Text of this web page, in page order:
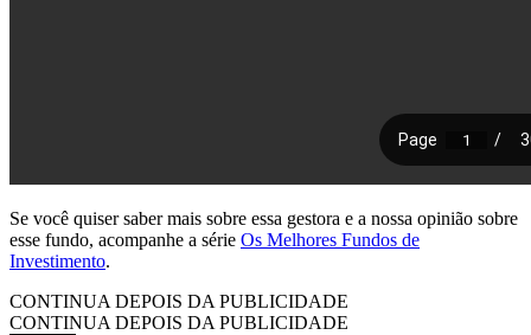
Se você quiser saber mais sobre essa gestora e a nossa opinião sobre
esse fundo, acompanhe a série Os Melhores Fundos de
Investimento.
CONTINUA DEPOIS DA PUBLICIDADE
CONTINUA DEPOIS DA PUBLICIDADE